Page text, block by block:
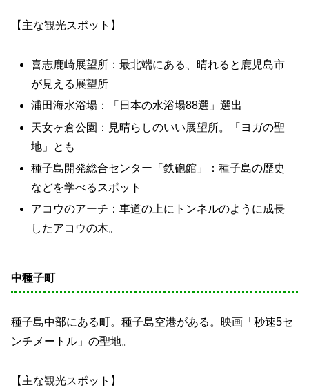
【主な観光スポット】
喜志鹿崎展望所：最北端にある、晴れると鹿児島市
が見える展望所
浦田海水浴場：「日本の水浴場88選」選出
天女ヶ倉公園：見晴らしのいい展望所。「ヨガの聖
地」とも
種子島開発総合センター「鉄砲館」：種子島の歴史
などを学べるスポット
アコウのアーチ：車道の上にトンネルのように成長
したアコウの木。
中種子町
種子島中部にある町。種子島空港がある。映画「秒速5セ
ンチメートル」の聖地。
【主な観光スポット】